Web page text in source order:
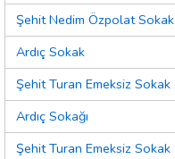
Şehit Nedim Özpolat Sokak
Ardıç Sokak
Şehit Turan Emeksiz Sokak
Ardıç Sokağı
Şehit Turan Emeksiz Sokak